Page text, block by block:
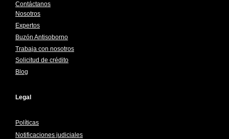
Contáctanos
Nosotros
Expertos
Buzón Antisoborno
Trabaja con nosotros
Solicitud de crédito
Blog
Legal
Políticas
Notificaciones judiciales